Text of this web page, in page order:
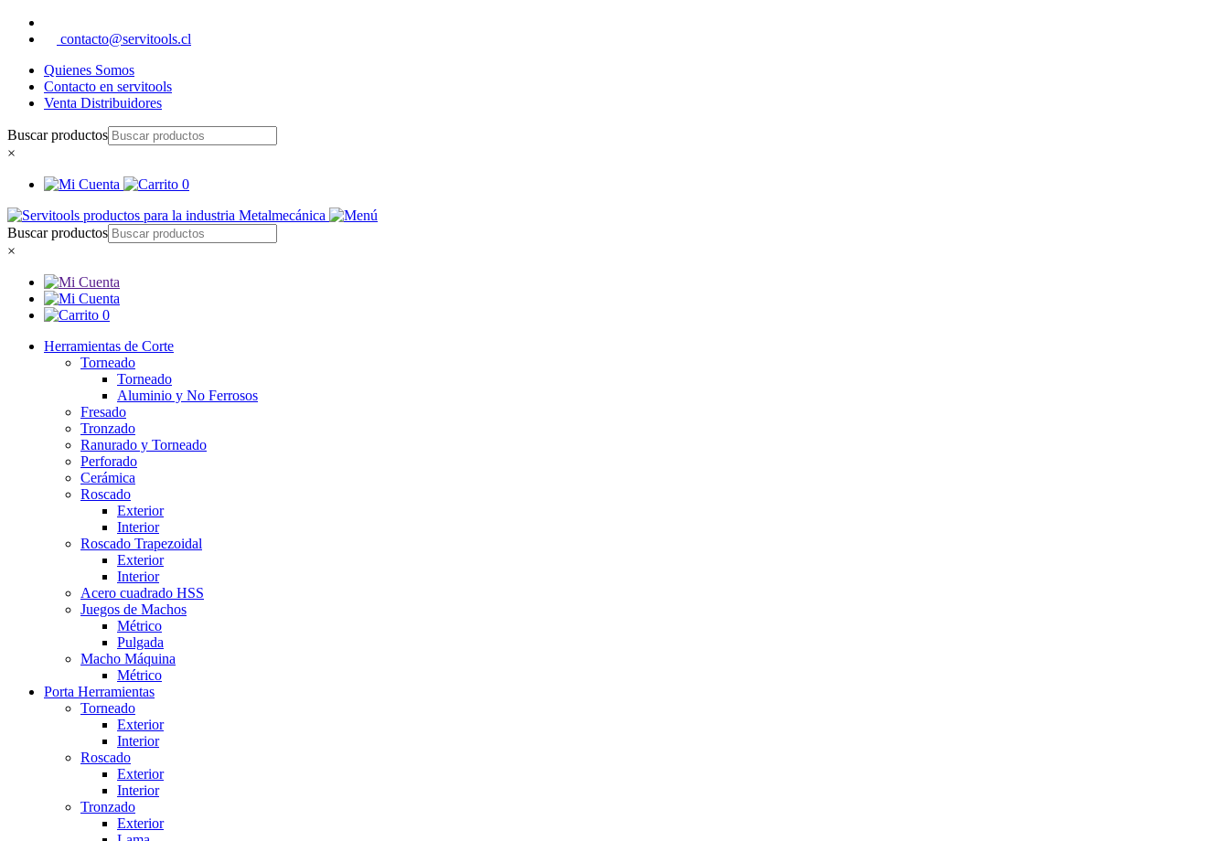
contacto@servitools.cl
Quienes Somos
Contacto en servitools
Venta Distribuidores
Buscar productos
×
0
Buscar productos
×
0
Herramientas de Corte
Torneado
Torneado
Aluminio y No Ferrosos
Fresado
Tronzado
Ranurado y Torneado
Perforado
Cerámica
Roscado
Exterior
Interior
Roscado Trapezoidal
Exterior
Interior
Acero cuadrado HSS
Juegos de Machos
Métrico
Pulgada
Macho Máquina
Métrico
Porta Herramientas
Torneado
Exterior
Interior
Roscado
Exterior
Interior
Tronzado
Exterior